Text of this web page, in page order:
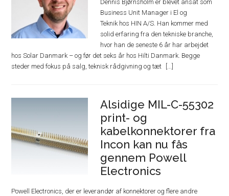
Dennis Bjørnsholm er blevet ansat som
Business Unit Manager i El og
Teknik hos HIN A/S. Han kommer med
solid erfaring fra den tekniske branche,
hvor han de seneste 6 år har arbejdet
hos Solar Danmark – og før det seks år hos Hilti Danmark. Begge
steder med fokus på salg, teknisk rådgivning og tæt
Alsidige MIL-C-55302
print- og
kabelkonnektorer fra
Incon kan nu fås
gennem Powell
Electronics
Powell Electronics, der er leverandør af konnektorer og flere andre